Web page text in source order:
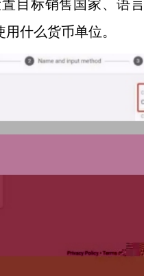
目标销售国家、语
什么货币单位。